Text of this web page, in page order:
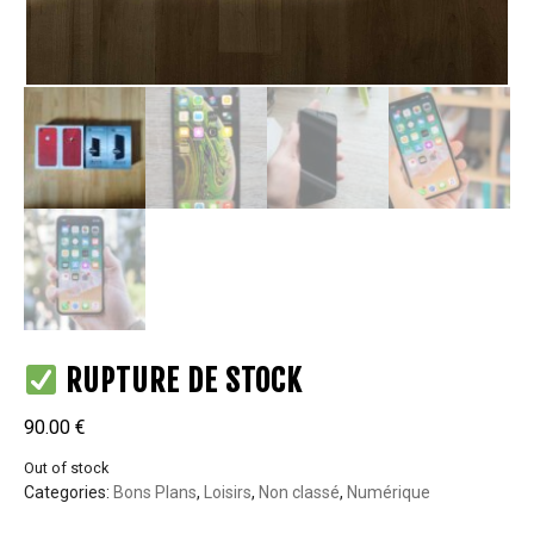
RUPTURE DE STOCK
90.00 €
Out of stock
Categories: Bons Plans, Loisirs, Non classé, Numérique